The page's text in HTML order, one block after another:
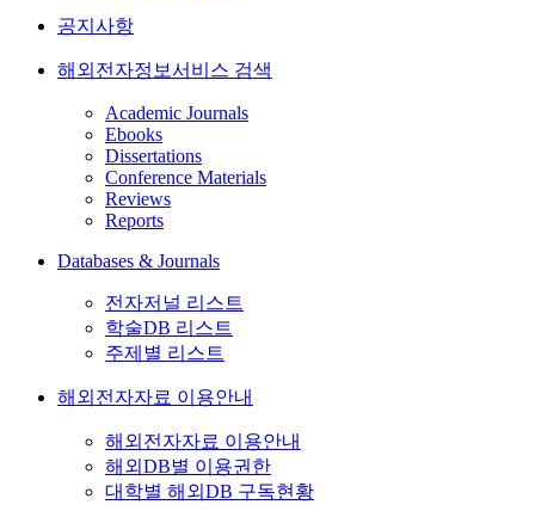
공지사항
해외전자정보서비스 검색
Academic Journals
Ebooks
Dissertations
Conference Materials
Reviews
Reports
Databases & Journals
전자저널 리스트
학술DB 리스트
주제별 리스트
해외전자자료 이용안내
해외전자자료 이용안내
해외DB별 이용권한
대학별 해외DB 구독현황